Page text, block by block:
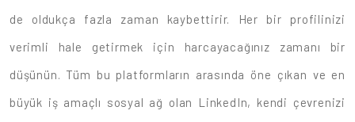
de oldukça fazla zaman kaybettirir. Her bir profilinizi
verimli hale getirmek için harcayacağınız zamanı bir
düşünün. Tüm bu platformların arasında öne çıkan ve en
büyük iş amaçlı sosyal ağ olan LinkedIn, kendi çevrenizi